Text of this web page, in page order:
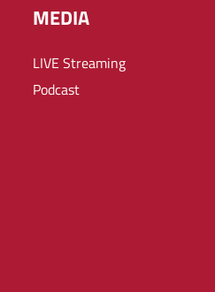
MEDIA
LIVE Streaming
Podcast